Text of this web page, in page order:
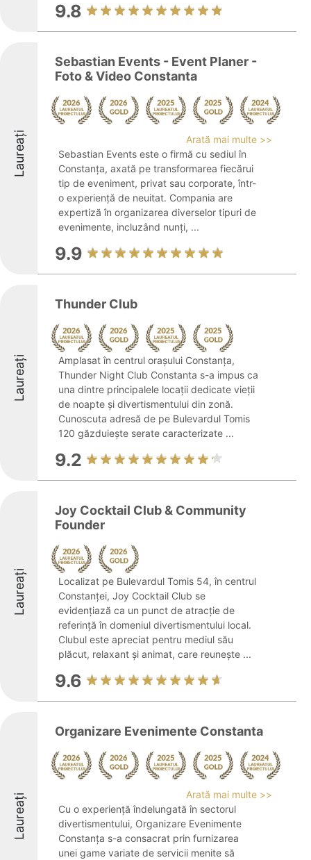
9.8
Laureați
Sebastian Events - Event Planer -
Foto & Video Constanta
Arată mai multe >>
Sebastian Events este o firmă cu sediul în
Constanța, axată pe transformarea fiecărui
tip de eveniment, privat sau corporate, într-
o experiență de neuitat. Compania are
expertiză în organizarea diverselor tipuri de
evenimente, incluzând nunți, ...
9.9
Laureați
Thunder Club
Amplasat în centrul orașului Constanța,
Thunder Night Club Constanta s-a impus ca
una dintre principalele locații dedicate vieții
de noapte și divertismentului din zonă.
Cunoscuta adresă de pe Bulevardul Tomis
120 găzduiește serate caracterizate ...
9.2
Laureați
Joy Cocktail Club & Community
Founder
Localizat pe Bulevardul Tomis 54, în centrul
Constanței, Joy Cocktail Club se
evidențiază ca un punct de atracție de
referință în domeniul divertismentului local.
Clubul este apreciat pentru mediul său
plăcut, relaxant și animat, care reunește ...
9.6
Laureați
Organizare Evenimente Constanta
Arată mai multe >>
Cu o experiență îndelungată în sectorul
divertismentului, Organizare Evenimente
Constanța s-a consacrat prin furnizarea
unei game variate de servicii menite să